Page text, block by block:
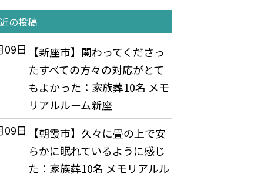
の投稿
09日
【新座市】関わってくださっ
たすべての方々の対応がとて
もよかった：家族葬10名 メモ
リアルルーム新座
09日
【朝霞市】久々に畳の上で安
らかに眠れているように感じ
た：家族葬10名 メモリアルル